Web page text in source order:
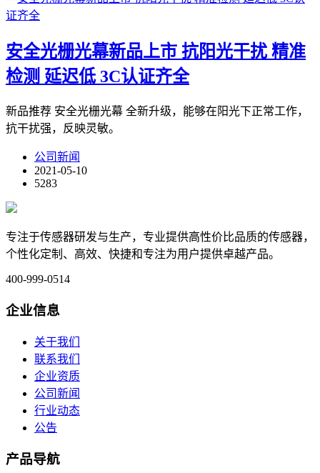
安全光栅光幕新品上市 抗阳光干扰 精准
检测 延迟低 3C认证齐全
新品推荐 安全光栅光幕 全新升级，能够在阳光下正常工作，
抗干扰强，反映灵敏。
公司新闻
2021-05-10
5283
专注于传感器研发与生产，专业提供高性价比品质的传感器，
个性化定制、高效、快捷和专注为用户提供卓越产品。
400-999-0514
企业信息
关于我们
联系我们
企业资质
公司新闻
行业动态
公告
产品导航